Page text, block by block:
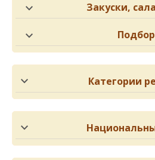
Закуски,
Категории